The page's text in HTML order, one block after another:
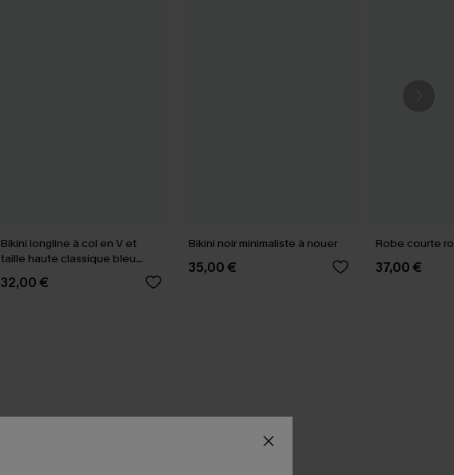
Bikini longline à col en V et
taille haute classique bleu
marine
32,00 €
Bikini noir minimaliste à nouer
35,00 €
Robe courte
37,00 €